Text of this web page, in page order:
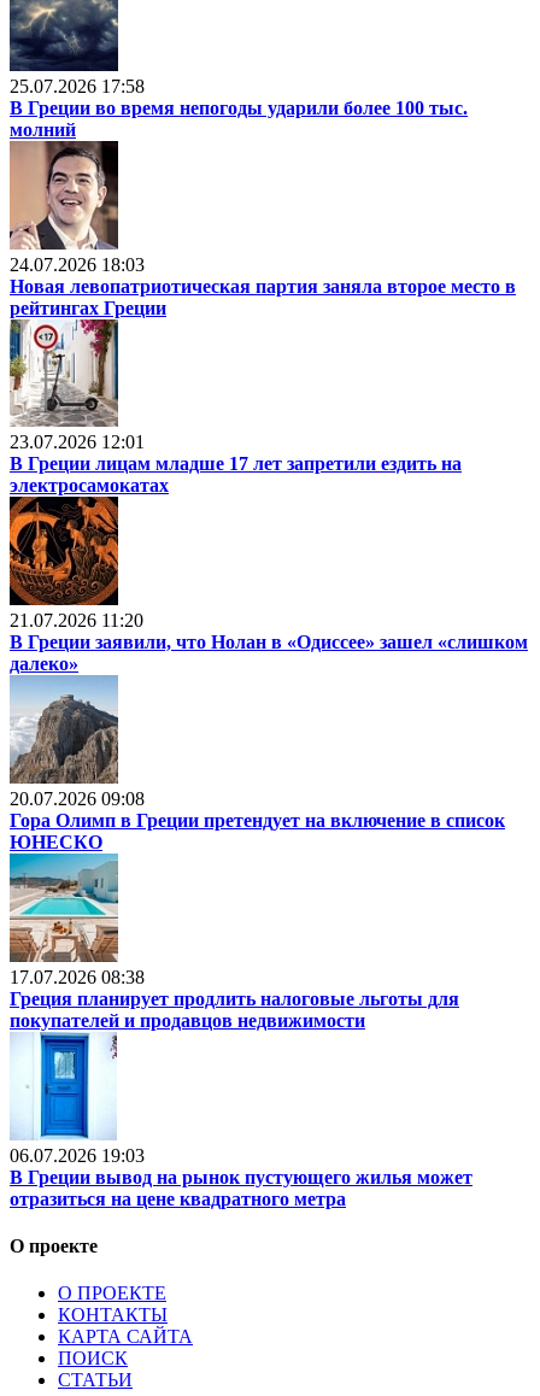
25.07.2026 17:58
В Греции во время непогоды ударили более 100 тыс.
молний
24.07.2026 18:03
Новая левопатриотическая партия заняла второе место в
рейтингах Греции
23.07.2026 12:01
В Греции лицам младше 17 лет запретили ездить на
электросамокатах
21.07.2026 11:20
В Греции заявили, что Нолан в «Одиссее» зашел «слишком
далеко»
20.07.2026 09:08
Гора Олимп в Греции претендует на включение в список
ЮНЕСКО
17.07.2026 08:38
Греция планирует продлить налоговые льготы для
покупателей и продавцов недвижимости
06.07.2026 19:03
В Греции вывод на рынок пустующего жилья может
отразиться на цене квадратного метра
О проекте
О ПРОЕКТЕ
КОНТАКТЫ
КАРТА САЙТА
ПОИСК
СТАТЬИ